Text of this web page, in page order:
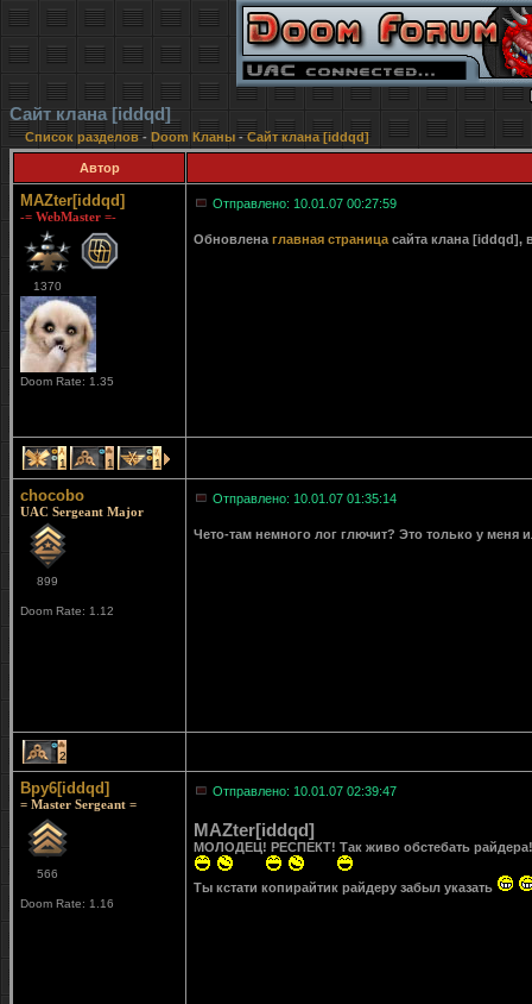
Сайт клана [iddqd]
Список разделов- Doom Кланы-Сайт клана [iddqd]
Автор
MAZter[iddqd]
-= WebMaster =-
1370
Doom Rate: 1.35
Отправлено: 10.01.07 00:27:59
Обновлена главная страница сайта клана [iddqd],
1 1 1
chocobo
UAC Sergeant Major
899
Doom Rate: 1.12
Отправлено: 10.01.07 01:35:14
Чето-там немного лог глючит? Это только у меня
2
Bpy6[iddqd]
= Master Sergeant =
566
Doom Rate: 1.16
Отправлено: 10.01.07 02:39:47
MAZter[iddqd]
МОЛОДЕЦ! РЕСПЕКТ! Так живо обстебать
Ты кстати копирайтик райдеру забыл указать